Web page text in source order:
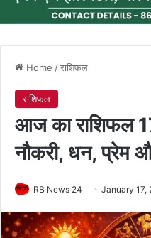
Home /राशिफल
राशिफल
आज का राशिफल
नौकरी, धन, प्रेम
RB News 24 January 17,